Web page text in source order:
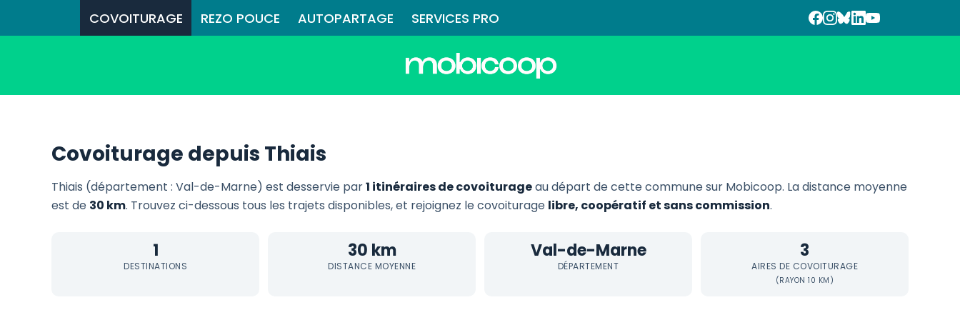
COVOITURAGE REZO POUCE AUTOPARTAGE SERVICES PRO
Covoiturage depuis Thiais
Thiais (département : Val-de-Marne) est desservie par1 itinéraires de covoiturageau départ de cette commune sur Mobicoop. La distance moyenne
est de 30 km. Trouvez ci-dessous tous les trajets disponibles, et rejoignez le covoiturage libre, coopératif et sans commission.
1
DESTINATIONS
30 km
DISTANCE MOYENNE
Val-de-Marne
DÉPARTEMENT
3
AIRES DE COVOITURAGE
(RAYON 10 KM)